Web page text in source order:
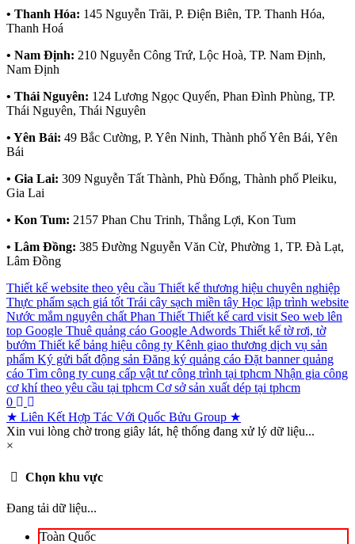
• Thanh Hóa: 145 Nguyễn Trãi, P. Điện Biên, TP. Thanh Hóa,
Thanh Hoá
• Nam Định: 210 Nguyễn Công Trứ, Lộc Hoà, TP. Nam Định,
Nam Định
• Thái Nguyên: 124 Lương Ngọc Quyến, Phan Đình Phùng, TP.
Thái Nguyên, Thái Nguyên
• Yên Bái: 49 Bắc Cường, P. Yên Ninh, Thành phố Yên Bái, Yên
Bái
• Gia Lai: 309 Nguyễn Tất Thành, Phù Đổng, Thành phố Pleiku,
Gia Lai
• Kon Tum: 2157 Phan Chu Trinh, Thắng Lợi, Kon Tum
• Lâm Đồng: 385 Đường Nguyễn Văn Cừ, Phường 1, TP. Đà Lạt,
Lâm Đồng
Thiết kế website theo yêu cầu Thiết kế thương hiệu chuyên nghiệp
Thực phẩm sạch giá tốtTrái cây sạch miền tây Học lập trình website
Nước mắm nguyên chất Phan ThiếtThiết kế card visit Seo web lên
top Google Thuê quảng cáo Google Adwords Thiết kế tờ rơi, tờ
bướm Thiết kế bảng hiệu công ty Kênh giao thương dịch vụ sản
phẩm Ký gửi bất động sản Đăng ký quảng cáo Đặt banner quảng
cáo Tìm công ty cung cấp vật tư công trình tại tphcm Nhận gia công
cơ khí theo yêu cầu tại tphcm Cơ sở sản xuất dép tại tphcm
0
★ Liên Kết Hợp Tác Với Quốc Bửu Group ★
Xin vui lòng chờ trong giây lát, hệ thống đang xử lý dữ liệu...
×
Chọn khu vực
Đang tải dữ liệu...
Toàn Quốc